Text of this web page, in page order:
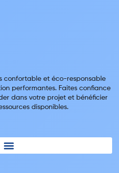
confortable et éco-responsable
performantes. Faites confiance
dans votre projet et bénéficier
disponibles.